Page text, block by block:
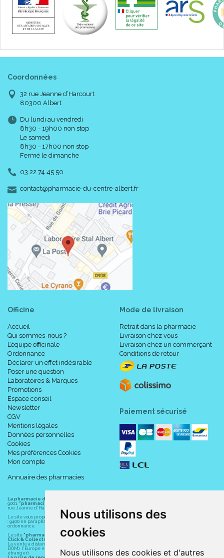
Nous utilisons des
cookies
Nous utilisons des cookies et d'autres
Coordonnées
32 rue Jeanne d’Harcourt
80300 Albert
Du lundi au vendredi
8h30 - 19h00 non stop
Le samedi
8h30 - 17h00 non stop
Fermé le dimanche
03 22 74 45 50
contact-
@-
pharmacie-du-centre-albert.fr
Officine
Accueil
Qui sommes-nous ?
L’équipe officinale
Ordonnance
Déclarer un effet indésirable
Poser une question
Laboratoires & Marques
Promotions
Espace conseil
Newsletter
CGV
Mentions légales
Données personnelles
Cookies
Mes préférences Cookies
Mon compte
Annuaire des pharmacies
Mode de livraison
Retrait dans la pharmacie
Livraison chez vous
Livraison chez un commerçant
Conditions de retour
Paiement sécurisé
La pharmacie du centre à Albert
9001. "pharmacie-du-centre-albert.fr "
rue Jeanne d' Harcourt, 80300 Albert.
Le site vous propose un large choix de plus de 11000 références, au prix les plus bas possible
: 9400 en parapharmacie, animaux, orthopédie, matériel médical. 1700 en médicaments sans
ordonnance.
Le site "pharmacie-du-centre-albert.fr"vous propose les service suivants :
Click & Collect (retrait gratuit dans la pharmacie).
La vente à distance chez vous et/ou chez un commerçant sur la France (Andorre, Monaco et
DOM), l' Europe et le monde entier (livraison assuré par Colissimo et ses partenaires à l'
étranger).